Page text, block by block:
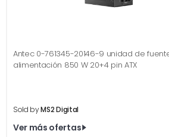
Antec 0-761345-20146-9 unidad de
alimentación 850 W 20+4 pin ATX
Sold byMS2 Digital
Ver más ofertas